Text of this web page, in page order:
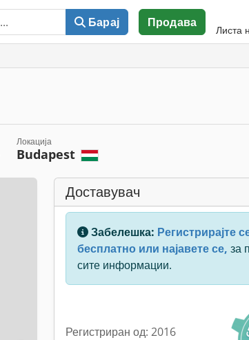
Барај Продава
Листа
Локација
Budapest
Доставувач
Забелешка: Регистрирајте
бесплатно или најавете се, за
сите информации.
Регистриран од: 2016